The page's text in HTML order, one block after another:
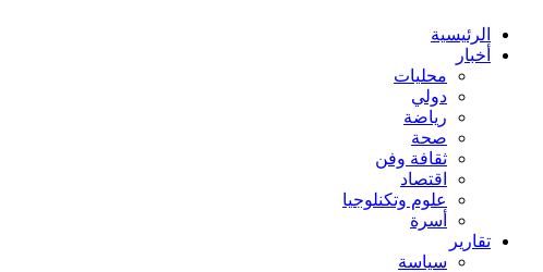
الرئيسية
أخبار
محليات
دولي
رياضة
صحة
ثقافة وفن
اقتصاد
علوم وتكنلوجيا
أسرة
تقارير
سياسة